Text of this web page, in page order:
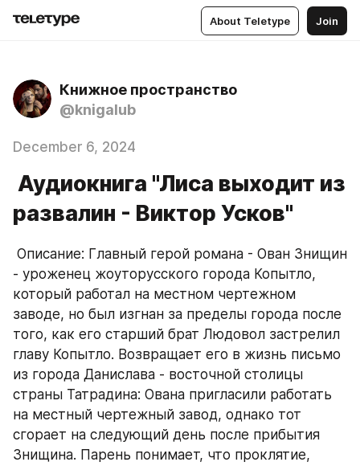
About Teletype Join
Книжное пространство
@knigalub
December 6, 2024
Аудиокнига "Лиса выходит из
развалин - Виктор Усков"
- уроженец жоуторусского города Копытло,
который работал на местном чертежном
заводе, но был изгнан за пределы города после
того, как его старший брат Людовол застрелил
главу Копытло. Возвращает его в жизнь письмо
из города Данислава - восточной столицы
страны Татрадина: Ована пригласили работать
на местный чертежный завод, однако тот
сгорает на следующий день после прибытия
Знищина. Парень понимает, что проклятие,